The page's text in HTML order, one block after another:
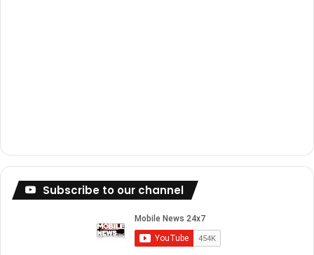
Subscribe to our channel